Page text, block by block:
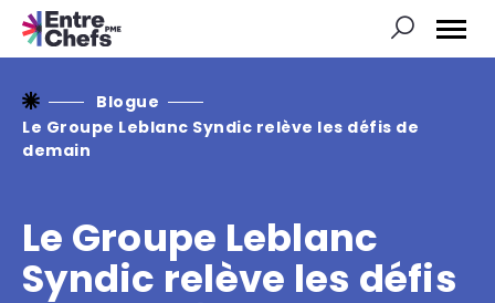
la
du
Blogue
Le Groupe Leblanc Syndic relève les défis de
demain
Le Groupe Leblanc
Syndic relève les défis